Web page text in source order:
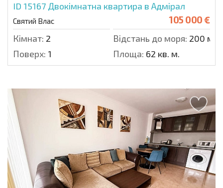
ID 15167 Двокімнатна квартира в Адмірал
Святий Влас 105 000 €
Кімнат: 2 Відстань до моря: 200 м.
Поверх: 1 Площа: 62 кв. м.